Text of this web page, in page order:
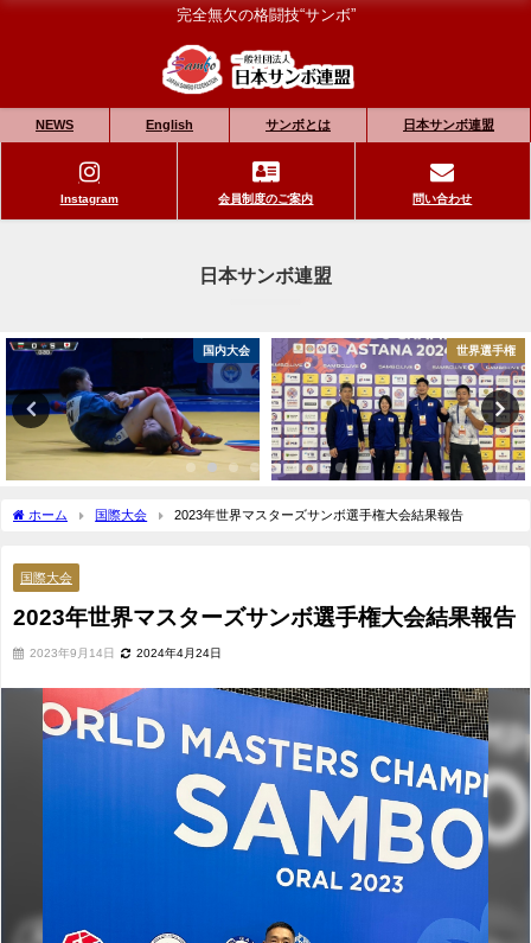
完全無欠の格闘技“サンボ”
NEWS English サンボとは 日本サンボ連盟
Instagram 会員制度のご案内 問い合わせ
日本サンボ連盟
国内大会 世界選手権
ホーム 国際大会 2023年世界マスターズサンボ選手権大会結果報告
国際大会
2023年世界マスターズサンボ選手権大会結果報告
2023年9月14日 2024年4月24日